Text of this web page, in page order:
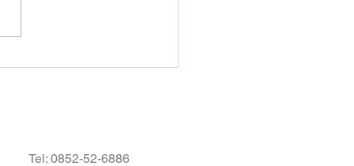
れますとともに、速やかに
Tel: 0852-52-6886